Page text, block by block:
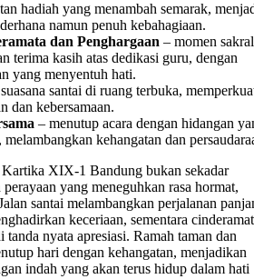
hadiah yang menambah semarak,
namun penuh kebahagiaan.
dan Penghargaan – momen sakral
terima kasih atas dedikasi guru, dengan
yang menyentuh hati.
santai di ruang terbuka,
dan kebersamaan.
– menutup acara dengan hidangan
kehangatan dan
XIX-1 Bandung bukan sekadar
yang meneguhkan rasa hormat,
santai melambangkan perjalanan
keceriaan, sementara
tanda nyata apresiasi. Ramah taman dan
hari dengan kehangatan, menjadikan
indah yang akan terus hidup dalam hati